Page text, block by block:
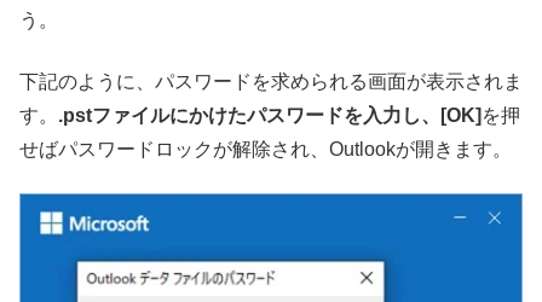
う。
下記のように、パスワードを求められる画面が表示されま
す。 .pstファイルにかけたパスワードを入力し、[OK] を押
せばパスワードロックが解除され、Outlookが開きます。